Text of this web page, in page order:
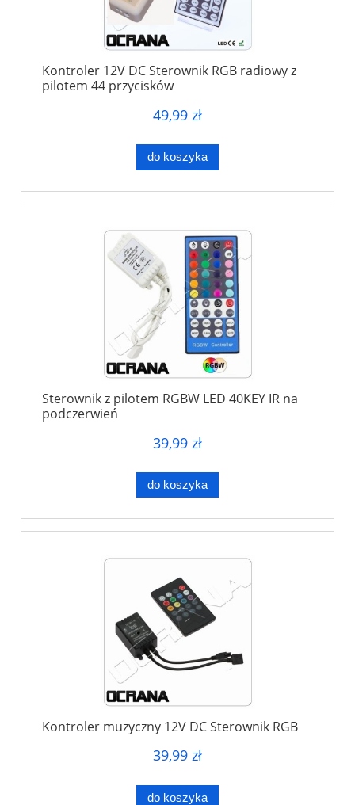
Kontroler 12V DC Sterownik RGB radiowy z
pilotem 44 przycisków
49,99 zł
do koszyka
Sterownik z pilotem RGBW LED 40KEY IR na
podczerwień
39,99 zł
do koszyka
Kontroler muzyczny 12V DC Sterownik RGB
39,99 zł
do koszyka